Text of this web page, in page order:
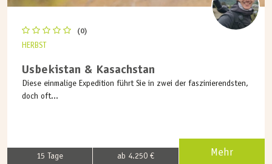
(0)
HERBST
Usbekistan & Kasachstan
Diese einmalige Expedition führt Sie in zwei der faszinierendsten,
doch oft...
15 Tage ab 4.250 € Mehr